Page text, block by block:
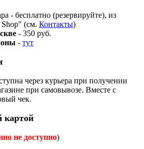
- бесплатно (резервируйте), из
(см. Контакты)
- 350 руб.
- тут
через курьера при получении
при самовывозе. Вместе с
чек.
картой
не доступно)